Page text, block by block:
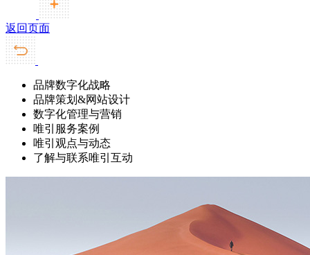
返回页面
品牌数字化战略
品牌策划&网站设计
数字化管理与营销
唯引服务案例
唯引观点与动态
了解与联系唯引互动